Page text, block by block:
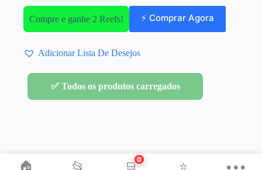
🏠 📂 🛒0 ⭐ •••
Compre e ganhe 2 Reefs! ⚡ Comprar Agora
Adicionar Lista De Desejos
✅ Todos os produtos carregados